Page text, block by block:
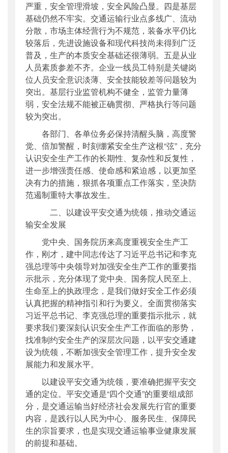
严重，安全管理滑坡，安全风险凸显。四是基层
基础仍然不牢实。交通运输行业点多线广、流动
分散，市场主体经营行为不规范，装备水平仍比
较落后，先进设施设备和现代科技尚未得到广泛
普及，生产的本质安全基础还很薄弱。五是从业
人员素质参差不齐。企业一线员工特别是关键岗
位人员安全意识淡薄、安全技能较差等问题较为
突出。基层行业监管机构不健全，监管力量薄
弱，安全法规不能被正确贯彻、严格执行等问题
较为突出。
各部门、各单位务必保持清醒头脑，高度警
觉、倍加警醒，时刻绷紧安全生产这根“弦”，充分
认识安全生产工作的长期性、复杂性和反复性，
进一步增强责任感、使命感和紧迫感，以更加坚
决有力的措施，狠抓各项重点工作落实，坚决防
范遏制重特大事故发生。
二、以建设平安交通为统领，推动交通运
输安全发展
党中央、国务院历来高度重视安全生产工
作，刚才，建中同志传达了习近平总书记和李克
强总理等中央领导对加强安全生产工作的重要指
示批示，充分体现了党中央、国务院人民至上、
生命至上的执政理念，是我们做好安全工作必须
认真把握的精神指引和行为要义。全面贯彻落实
习近平总书记、李克强总理的重要指示批示，就
要求我们要深刻认识安全生产工作面临的形势，
找准制约安全生产的深层次问题，以平安交通建
设为统领，不断加强安全管理工作，提升安全发
展能力和发展水平。
以建设平安交通为统领，要准确把握平安交
通的定位。平安交通是“四个交通”的重要组成部
分，是交通运输当好经济社会发展先行官的重要
内容，是践行以人民为中心、服务民生、保障民
生的宗旨要求，也是实现交通运输事业健康发展
的前提和基础。